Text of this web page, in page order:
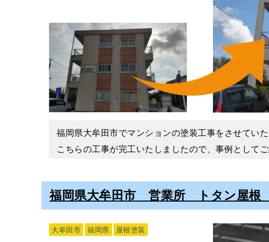
福岡県大牟田市でマンションの塗装工事をさせていた
こちらの工事が完工いたしましたので、事例として
施工前の状態
した。
福岡県大牟田市 営業所 トタン屋根
大牟田市 福岡県 屋根塗装